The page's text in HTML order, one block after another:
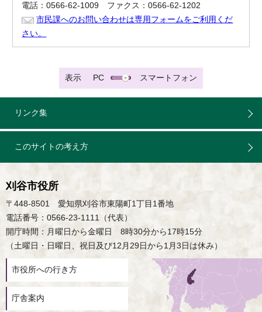
電話：0566-62-1009 ファクス：0566-62-1202
市民課へのお問い合わせは専用フォームをご利用くだ
さい。
表示 PC スマートフォン
リンク集
このサイトの考え方
刈谷市役所
〒448-8501 愛知県刈谷市東陽町1丁目1番地
電話番号：0566-23-1111（代表）
開庁時間：月曜日から金曜日 8時30分から17時15分
（土曜日・日曜日、祝日及び12月29日から1月3日は休み）
市役所への行き方
庁舎案内